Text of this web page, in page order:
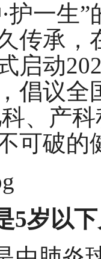
护一生
传承
启动
倡议全
、产
可破的
5岁以